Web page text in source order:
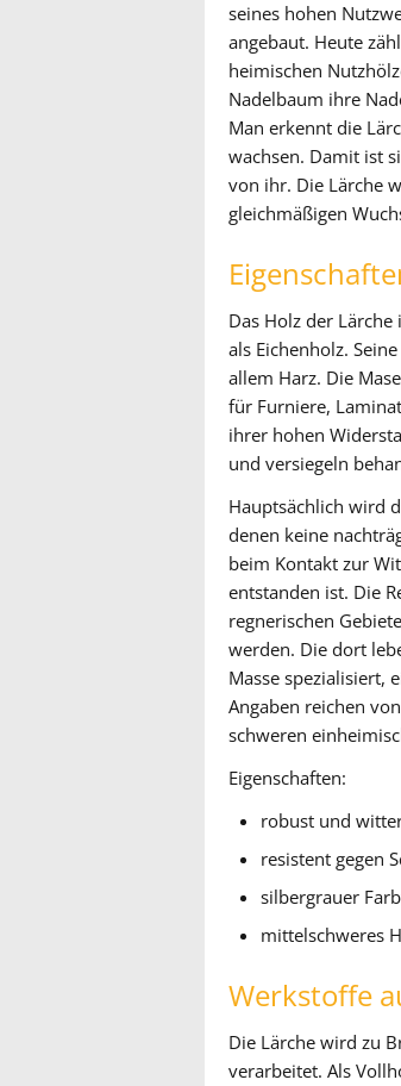
seines hohen
angebaut. Heute
heimischen
Nadelbaum ihre
Man erkennt die
wachsen. Damit ist
von ihr. Die Lärche
gleichmäßigen
Das Holz der
als Eichenholz.
allem Harz. Die
für Furniere,
ihrer hohen
und versiegeln
Hauptsächlich wird
denen keine
beim Kontakt zur
entstanden ist. Die
regnerischen
werden. Die dort
Masse spezialisiert,
Angaben reichen
schweren
Eigenschaften:
robust und
resistent gegen
silbergrauer
mittelschweres
Werkstoffe
Die Lärche wird zu
verarbeitet. Als